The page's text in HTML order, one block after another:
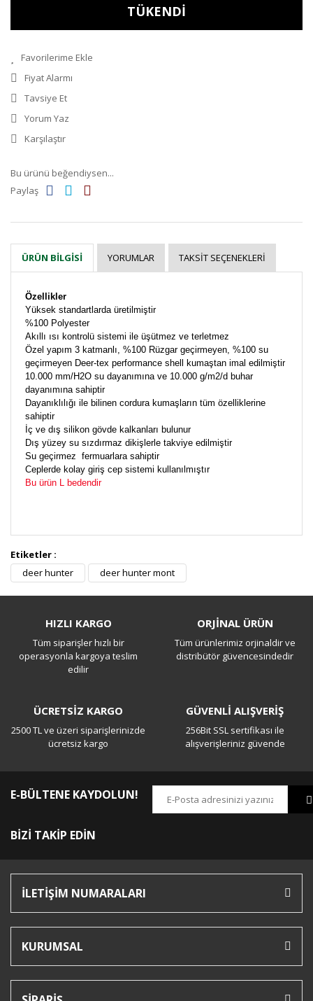
TÜKENDİ
Fiyat Alarmı
Tavsiye Et
Yorum Yaz
Karşılaştır
Bu ürünü beğendiysen...
Paylaş
ÜRÜN BILGISI YORUMLAR TAKSIT SEÇENEKLERI
Özellikler
Yüksek standartlarda üretilmiştir
%100 Polyester
Akıllı ısı kontrolü sistemi ile üşütmez ve terletmez
Özel yapım 3 katmanlı, %100 Rüzgar geçirmeyen, %100 su
geçirmeyen Deer-tex performance shell kumaştan imal edilmiştir
10.000 mm/H2O su dayanımına ve 10.000 g/m2/d buhar
dayanımına sahiptir
Dayanıklılığı ile bilinen cordura kumaşların tüm özelliklerine
sahiptir
İç ve dış silikon gövde kalkanları bulunur
Dış yüzey su sızdırmaz dikişlerle takviye edilmiştir
Su geçirmez fermuarlara sahiptir
Ceplerde kolay giriş cep sistemi kullanılmıştır
Bu ürün L bedendir
Bu ürüne ilk yorumu siz yapın!
Etiketler :
deer hunter
deer hunter mont
HIZLI KARGO
Tüm siparişler hızlı bir
operasyonla kargoya teslim
edilir
ORJİNAL ÜRÜN
Tüm ürünlerimiz orjinaldir ve
distribütör güvencesindedir
ÜCRETSİZ KARGO
2500 TL ve üzeri siparişlerinizde
ücretsiz kargo
GÜVENLİ ALIŞVERİŞ
256Bit SSL sertifikası ile
alışverişleriniz güvende
E-BÜLTENE KAYDOLUN!
BİZİ TAKİP EDİN
İLETİŞİM NUMARALARI
KURUMSAL